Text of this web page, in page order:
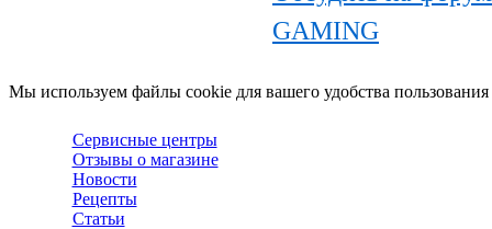
GAMING
Мы используем файлы cookie для вашего удобства
Сервисные центры
Отзывы о магазине
Новости
Рецепты
Статьи